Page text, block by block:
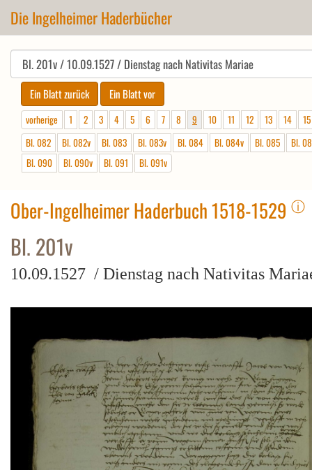
Die Ingelheimer Haderbücher
vorherige 1 2 3 4 5 6 7 8 9 10 11 12 13 14
15
Bl. 082
Bl. 082v Bl. 083 Bl. 083v Bl. 084 Bl. 084v Bl. 085
Bl.
Bl. 090
Bl. 090v Bl. 091 Bl. 091v
Ober-Ingelheimer Haderbuch 1518-1529 ⓘ
Bl. 201v
10.09.1527 / Dienstag nach Nativitas